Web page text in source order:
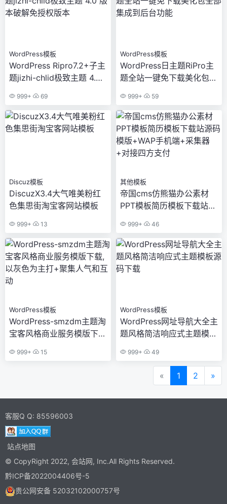
WordPress模板
WordPress Ripro7.2+子主
题jizhi-chlid极致主题 4.0
999+ 69
WordPress模板
WordPress日主题RiPro主
题全站一键免下载美化包全
999+ 59
Discuz模板
DiscuzX3.4大气唯美粉红
色集思街淘宝客网站模板
999+ 13
其他模板
帝国cms仿熊猫办公素材
PPT模板简历模板下载站源
器+对接四方支付
999+ 46
WordPress模板
WordPress-smzdm主题淘
宝客风格商业服务模版下
和互动
999+ 15
WordPress模板
WordPress网址导航大全主
题风格简洁响应式主题模板
999+ 49
« 1 2 »
客服Q Q: 85596003
站点地图
© CopyRight 2022, 会站网, Inc.All Rights Reserved.
黔ICP备2022004406号-5
贵公网安备 52032102000757号